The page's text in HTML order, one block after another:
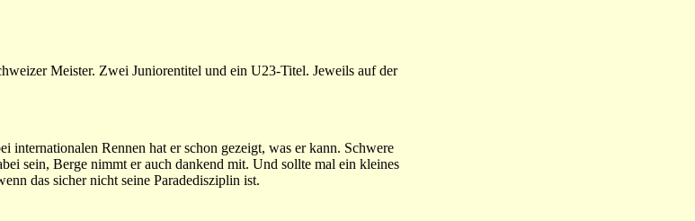
Meister. Zwei Juniorentitel und ein U23-Titel. Jeweils auf der
Rennen hat er schon gezeigt, was er kann. Schwere
sein, Berge nimmt er auch dankend mit. Und sollte mal ein kleines
das sicher nicht seine Paradedisziplin ist.